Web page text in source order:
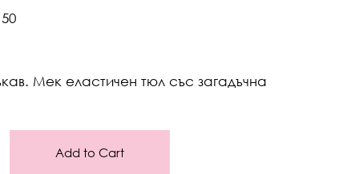
Мек еластичен тюл със загадъчна
Add to Cart